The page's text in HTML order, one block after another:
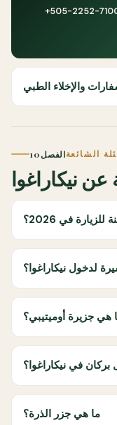
+505-2252-
والإخلاء الطبي
الفصل 10الشائعة
عن نيكاراغوا
في 2026؟
لدخول نيكاراغوا؟
هي جزيرة أوميتيبي؟
في نيكاراغوا؟
ما هي جزر الذرة؟